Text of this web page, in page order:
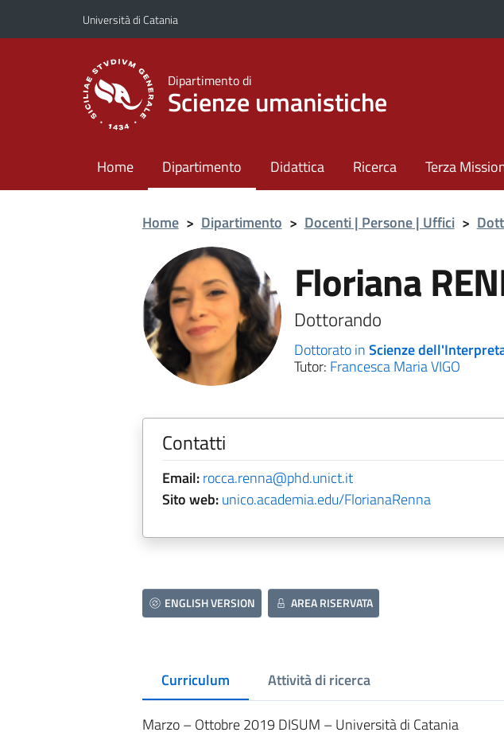
Vai al contenuto principale
Vai al menu di navigazione
Università di Catania
Dipartimento di
Scienze umanistiche
Home Dipartimento Didattica Ricerca Terza
Home > Dipartimento > Docenti | Persone | Uffici >
Floriana
Dottorando
Dottorato inScienze
Tutor: Francesca Maria VIGO
Contatti
Email:rocca.renna@phd.unict.it
Sito web:unico.academia.edu/FlorianaRenna
ENGLISH VERSION AREA RISERVATA
Curriculum Attività di ricerca
Marzo – Ottobre 2019 DISUM – Università di Catania